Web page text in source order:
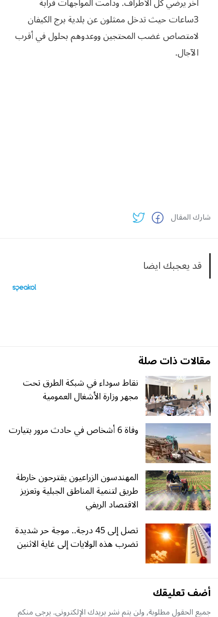
3ساعات حيث تدخل ممثلون عن بلدية برج الكيفان
لامتصاص غضب المحتجين ووعدوهم بحلول في أقرب
الآجال.
شارك المقال
قد يعجبك ايضا
مقالات ذات صلة
نقاط سوداء في شبكة الطرق تحت
مجهر وزارة الأشغال العمومية
وفاة 6 أشخاص في حادث مرور بتيارت
المهندسون الزراعيون يقترحون خارطة
طريق لتنمية المناطق الجبلية وتعزيز
الاقتصاد الريفي
تصل إلى 45 درجة.. موجة حر شديدة
تضرب هذه الولايات إلى غاية الاثنين
أضف تعليقك
جميع الحقول مطلوبة, ولن يتم نشر بريدك الإلكتروني. يرجى منكم